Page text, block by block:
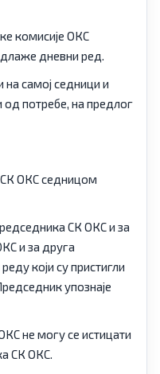
комисије ОКС
дневни ред.
самој седници и
потребе, на предлог
ОКС седницом
СК ОКС и за
и за друга
који су пристигли
упознаје
не могу се истицати
СК ОКС.